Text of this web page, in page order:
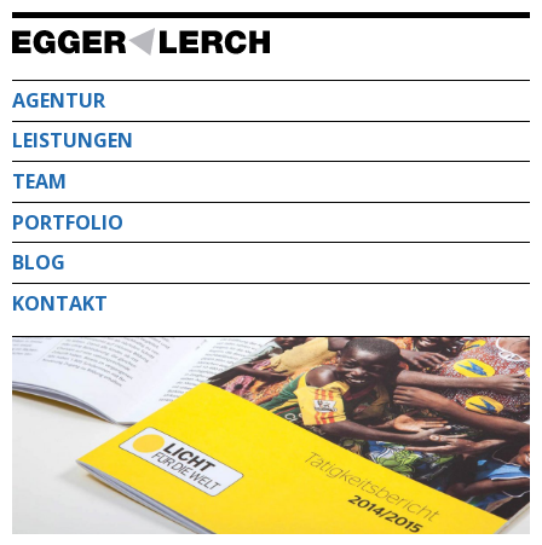
Direkt
zum
AGENTUR
LEISTUNGEN
TEAM
PORTFOLIO
BLOG
KONTAKT